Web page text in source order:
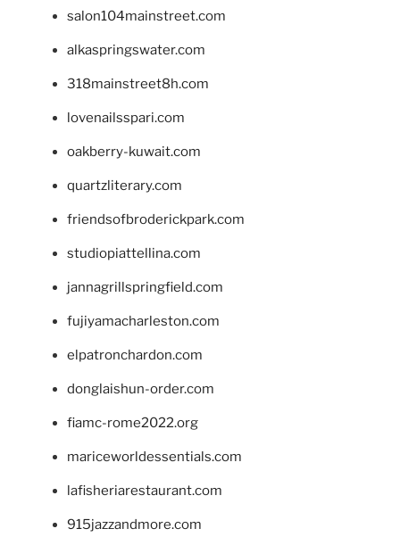
salon104mainstreet.com
alkaspringswater.com
318mainstreet8h.com
lovenailsspari.com
oakberry-kuwait.com
quartzliterary.com
friendsofbroderickpark.com
studiopiattellina.com
jannagrillspringfield.com
fujiyamacharleston.com
elpatronchardon.com
donglaishun-order.com
fiamc-rome2022.org
mariceworldessentials.com
lafisheriarestaurant.com
915jazzandmore.com